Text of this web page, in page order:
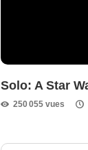
Solo: A Star
250 055 vues